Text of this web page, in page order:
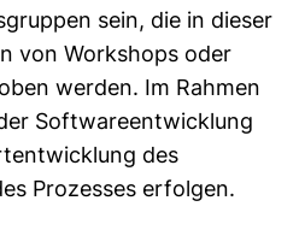
sein, die in dieser
von Workshops oder
werden. Im Rahmen
Softwareentwicklung
des
Prozesses erfolgen.